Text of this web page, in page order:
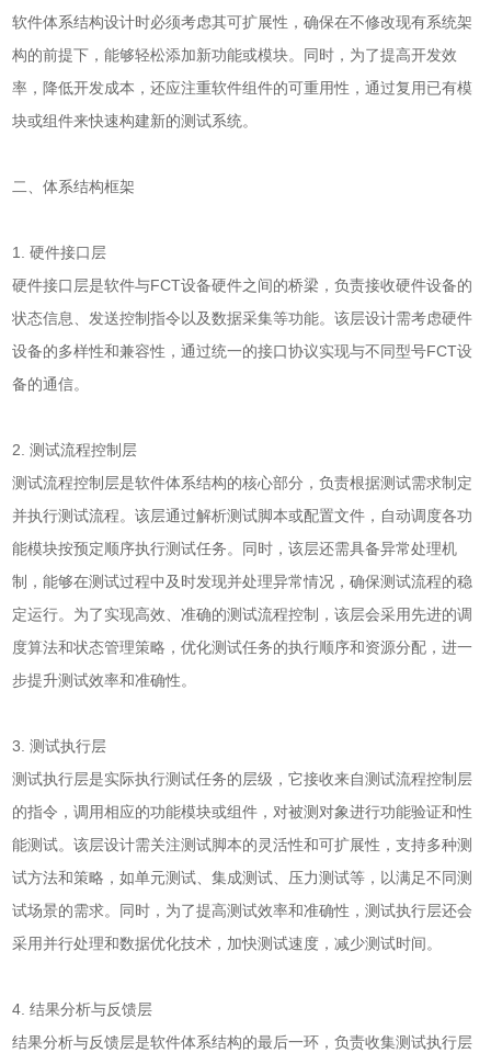
软件体系结构设计时必须考虑其可扩展性，确保在不修改现有系统架
构的前提下，能够轻松添加新功能或模块。同时，为了提高开发效
率，降低开发成本，还应注重软件组件的可重用性，通过复用已有模
块或组件来快速构建新的测试系统。
二、体系结构框架
1. 硬件接口层
硬件接口层是软件与FCT设备硬件之间的桥梁，负责接收硬件设备的
状态信息、发送控制指令以及数据采集等功能。该层设计需考虑硬件
设备的多样性和兼容性，通过统一的接口协议实现与不同型号FCT设
备的通信。
2. 测试流程控制层
测试流程控制层是软件体系结构的核心部分，负责根据测试需求制定
并执行测试流程。该层通过解析测试脚本或配置文件，自动调度各功
能模块按预定顺序执行测试任务。同时，该层还需具备异常处理机
制，能够在测试过程中及时发现并处理异常情况，确保测试流程的稳
定运行。为了实现高效、准确的测试流程控制，该层会采用先进的调
度算法和状态管理策略，优化测试任务的执行顺序和资源分配，进一
步提升测试效率和准确性。
3. 测试执行层
测试执行层是实际执行测试任务的层级，它接收来自测试流程控制层
的指令，调用相应的功能模块或组件，对被测对象进行功能验证和性
能测试。该层设计需关注测试脚本的灵活性和可扩展性，支持多种测
试方法和策略，如单元测试、集成测试、压力测试等，以满足不同测
试场景的需求。同时，为了提高测试效率和准确性，测试执行层还会
采用并行处理和数据优化技术，加快测试速度，减少测试时间。
4. 结果分析与反馈层
结果分析与反馈层是软件体系结构的最后一环，负责收集测试执行层